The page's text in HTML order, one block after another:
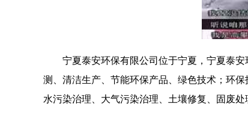
宁夏泰安环保有限公司位于宁夏，宁夏泰
测、清洁生产、节能环保产品、绿色技术；环
水污染治理、大气污染治理、土壤修复、固废